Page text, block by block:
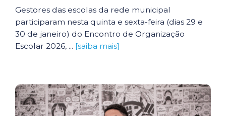
Gestores das escolas da rede municipal
participaram nesta quinta e sexta-feira (dias 29 e
30 de janeiro) do Encontro de Organização
Escolar 2026, ... [saiba mais]